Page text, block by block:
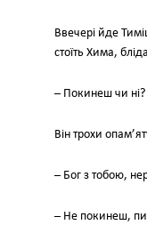
Ввечері йде
стоїть Хима,
– Покинеш чи ні?
Він трохи
– Бог з тобою,
– Не покинеш,